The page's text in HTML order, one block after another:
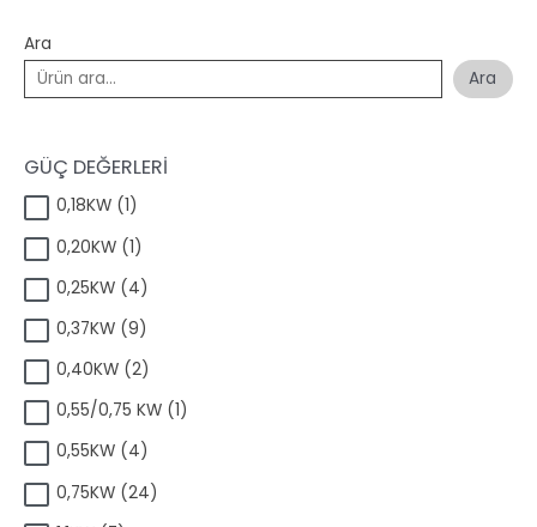
Ara
Ara
GÜÇ DEĞERLERİ
0,18KW 11
r
ü
n
0,20KW 11
r
ü
n
0,25KW 44
r
ü
n
0,37KW 99
r
ü
n
0,40KW 22
r
ü
n
0,55/0,75 KW 11
0,55KW 44
r
0,75KW 242